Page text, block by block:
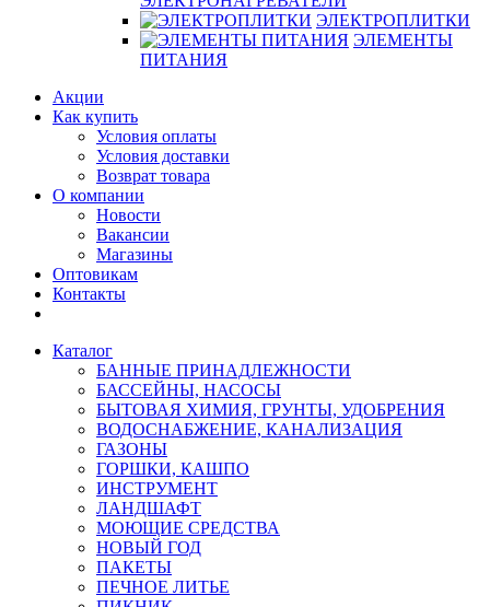
ЭЛЕКТРОПЛИТКИ
ЭЛЕМЕНТЫ
ПИТАНИЯ
Акции
Как купить
Условия оплаты
Условия доставки
Возврат товара
О компании
Новости
Вакансии
Магазины
Оптовикам
Контакты
Каталог
БАННЫЕ ПРИНАДЛЕЖНОСТИ
БАССЕЙНЫ, НАСОСЫ
БЫТОВАЯ ХИМИЯ, ГРУНТЫ, УДОБРЕНИЯ
ВОДОСНАБЖЕНИЕ, КАНАЛИЗАЦИЯ
ГАЗОНЫ
ГОРШКИ, КАШПО
ИНСТРУМЕНТ
ЛАНДШАФТ
МОЮЩИЕ СРЕДСТВА
НОВЫЙ ГОД
ПАКЕТЫ
ПЕЧНОЕ ЛИТЬЕ